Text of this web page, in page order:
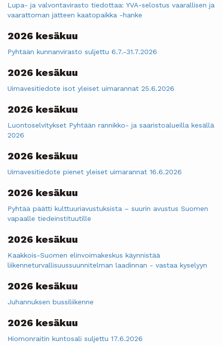
Lupa- ja valvontavirasto tiedottaa: YVA-selostus vaarallisen ja
vaarattoman jätteen kaatopaikka -hanke
2026 kesäkuu
Pyhtään kunnanvirasto suljettu 6.7.-31.7.2026
2026 kesäkuu
Uimavesitiedote isot yleiset uimarannat 25.6.2026
2026 kesäkuu
Luontoselvitykset Pyhtään rannikko- ja saaristoalueilla kesällä
2026
2026 kesäkuu
Uimavesitiedote pienet yleiset uimarannat 16.6.2026
2026 kesäkuu
Pyhtää päätti kulttuuriavustuksista – suurin avustus Suomen
vapaalle tiedeinstituutille
2026 kesäkuu
Kaakkois-Suomen elinvoimakeskus käynnistää
liikenneturvallisuussuunnitelman laadinnan - vastaa kyselyyn
2026 kesäkuu
Juhannuksen bussiliikenne
2026 kesäkuu
Hiomonraitin kuntosali suljettu 17.6.2026